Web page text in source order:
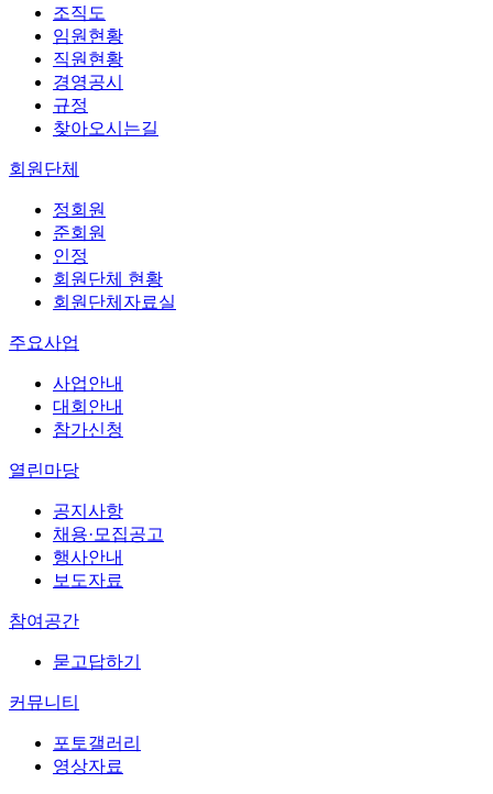
조직도
임원현황
직원현황
경영공시
규정
찾아오시는길
회원단체
정회원
준회원
인정
회원단체 현황
회원단체자료실
주요사업
사업안내
대회안내
참가신청
열린마당
공지사항
채용·모집공고
행사안내
보도자료
참여공간
묻고답하기
커뮤니티
포토갤러리
영상자료